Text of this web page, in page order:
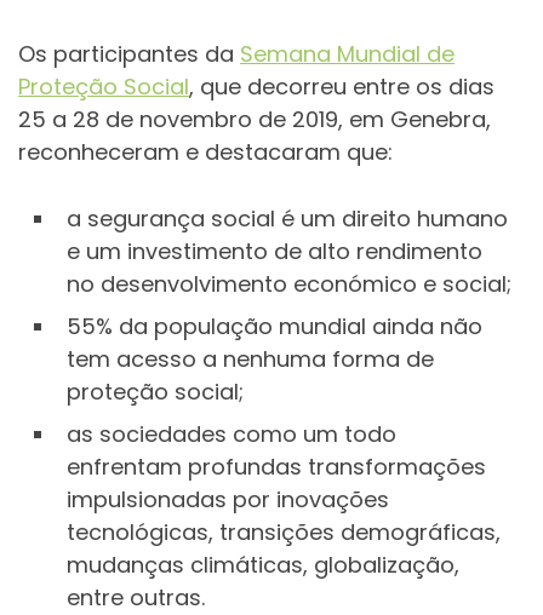
Os participantes da Semana Mundial de
Proteção Social, que decorreu entre os dias
25 a 28 de novembro de 2019, em Genebra,
reconheceram e destacaram que:
a segurança social é um direito humano
e um investimento de alto rendimento
no desenvolvimento económico e social;
55% da população mundial ainda não
tem acesso a nenhuma forma de
proteção social;
as sociedades como um todo
enfrentam profundas transformações
impulsionadas por inovações
tecnológicas, transições demográficas,
mudanças climáticas, globalização,
entre outras.